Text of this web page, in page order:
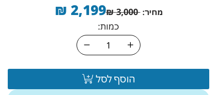
מחיר: 3,000
₪
2,199
₪
כמות:
הוסף לסל